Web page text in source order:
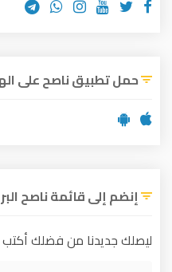
حمل تطبيق ناصح على
إنضم إلى قائمة ناصح
ليصلك جديدنا من فضلك أكتب